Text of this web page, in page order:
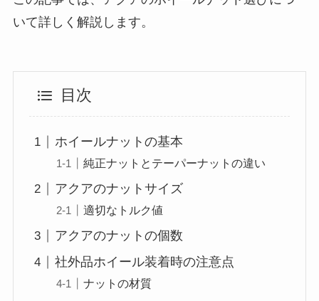
いて詳しく解説します。
目次
ホイールナットの基本
純正ナットとテーパーナットの違い
アクアのナットサイズ
適切なトルク値
アクアのナットの個数
社外品ホイール装着時の注意点
ナットの材質